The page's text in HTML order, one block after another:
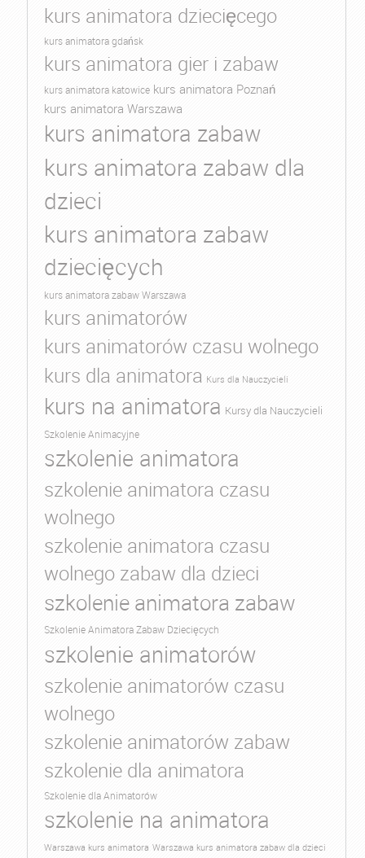
kurs animatora dziecięcego
kurs animatora gdańsk
kurs animatora gier i zabaw
kurs animatora katowice kurs animatora Poznań
kurs animatora Warszawa
kurs animatora zabaw
kurs animatora zabaw dla
dzieci
kurs animatora zabaw
dziecięcych
kurs animatora zabaw Warszawa
kurs animatorów
kurs animatorów czasu wolnego
kurs dla animatora Kurs dla Nauczycieli
kurs na animatora Kursy dla Nauczycieli
Szkolenie Animacyjne
szkolenie animatora
szkolenie animatora czasu
wolnego
szkolenie animatora czasu
wolnego zabaw dla dzieci
szkolenie animatora zabaw
Szkolenie Animatora Zabaw Dziecięcych
szkolenie animatorów
szkolenie animatorów czasu
wolnego
szkolenie animatorów zabaw
szkolenie dla animatora
Szkolenie dla Animatorów
szkolenie na animatora
Warszawa kurs animatora Warszawa kurs animatora zabaw dla dzieci